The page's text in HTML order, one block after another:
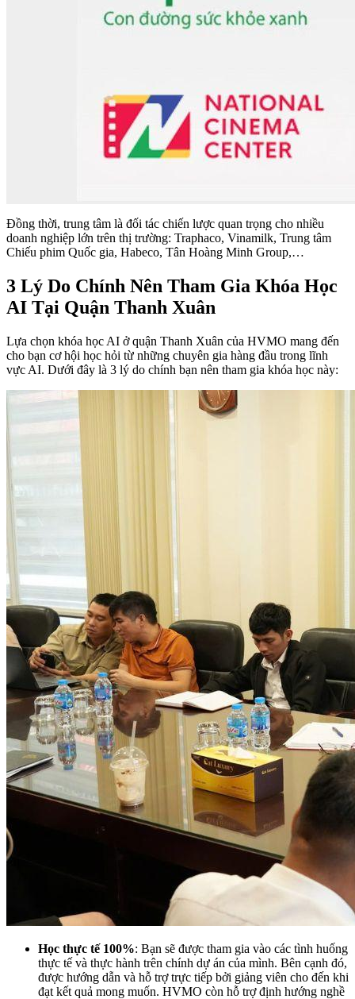
Đồng thời, trung tâm là đối tác chiến lược quan trọng cho nhiều
doanh nghiệp lớn trên thị trường: Traphaco, Vinamilk, Trung tâm
Chiếu phim Quốc gia, Habeco, Tân Hoàng Minh Group,…
3 Lý Do Chính Nên Tham Gia Khóa Học
AI Tại Quận Thanh Xuân
Lựa chọn khóa học AI ở quận Thanh Xuân của HVMO mang đến
cho bạn cơ hội học hỏi từ những chuyên gia hàng đầu trong lĩnh
vực AI. Dưới đây là 3 lý do chính bạn nên tham gia khóa học này:
Học thực tế 100%: Bạn sẽ được tham gia vào các tình huống
thực tế và thực hành trên chính dự án của mình. Bên cạnh đó,
được hướng dẫn và hỗ trợ trực tiếp bởi giảng viên cho đến khi
đạt kết quả mong muốn. HVMO còn hỗ trợ định hướng nghề